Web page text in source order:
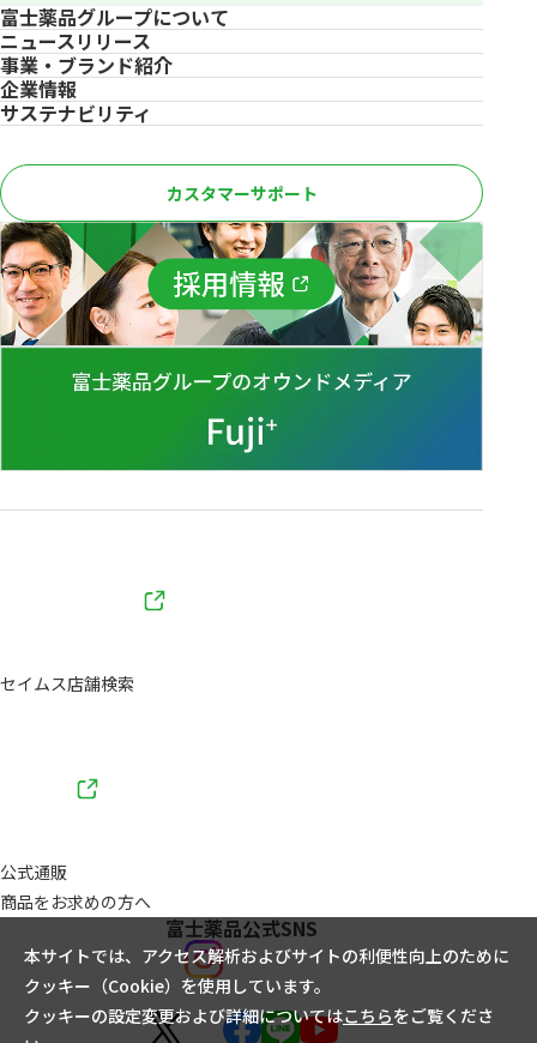
富士薬品グループについて
ニュースリリース
事業・ブランド紹介
企業情報
サステナビリティ
カスタマーサポート
セイムス店舗検索
公式通販
商品をお求めの方へ
富士薬品公式SNS
本サイトでは、アクセス解析およびサイトの利便性向上のために
クッキー（Cookie）を使用しています。
クッキーの設定変更および詳細についてはこちらをご覧くださ